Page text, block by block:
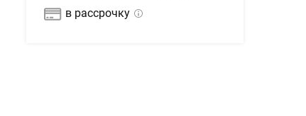
в рассрочку